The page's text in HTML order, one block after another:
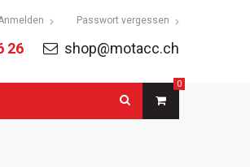
Passwort vergessen
26 shop@motacc.ch
0